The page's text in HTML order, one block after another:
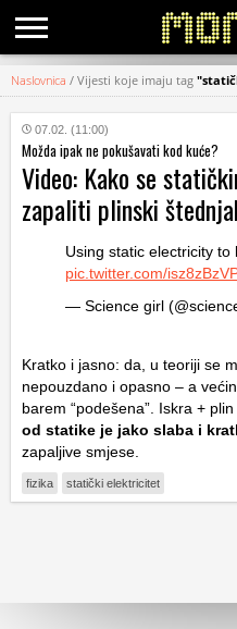
KATEGORIJE
HRVATSKI
WEB
Naslovnica / Vijesti koje imaju tag
07.02. (11:00)
Možda ipak ne pokušavati kod kuće?
Video: Kako se
zapaliti plinski
Using static electricity to
pic.twitter.com/
— Science girl
Kratko i jasno: da, u teoriji se
nepouzdano i opasno – a
barem “podešena”. Iskra +
od statike je jako slaba i
zapaljive smjese.
fizika statički elektricitet